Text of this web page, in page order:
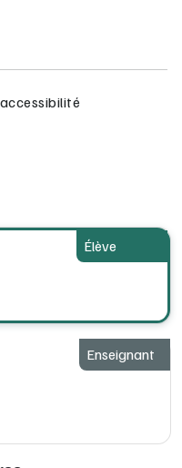
ligne, ordinateur,
Élève
Enseignant